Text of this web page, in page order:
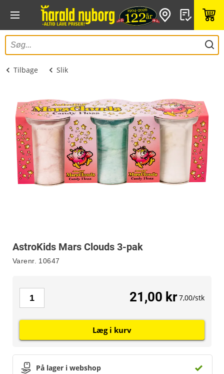
Tilbage Slik
AstroKids Mars Clouds 3-pak
Varenr. 10647
På lager i webshop
21,00 kr 7,00/stk
Læg i kurv